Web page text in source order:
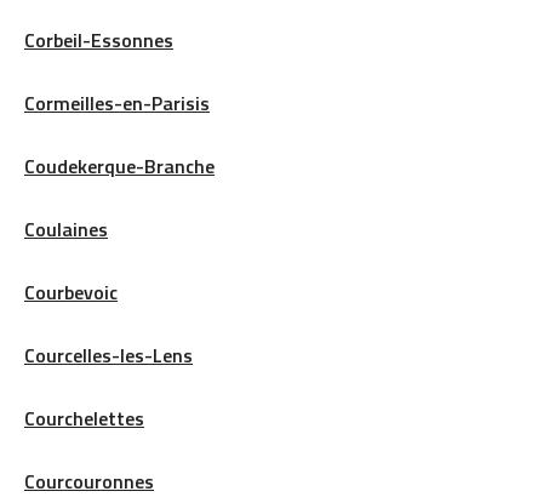
Corbeil-Essonnes
Cormeilles-en-Parisis
Coudekerque-Branche
Coulaines
Courbevoic
Courcelles-les-Lens
Courchelettes
Courcouronnes